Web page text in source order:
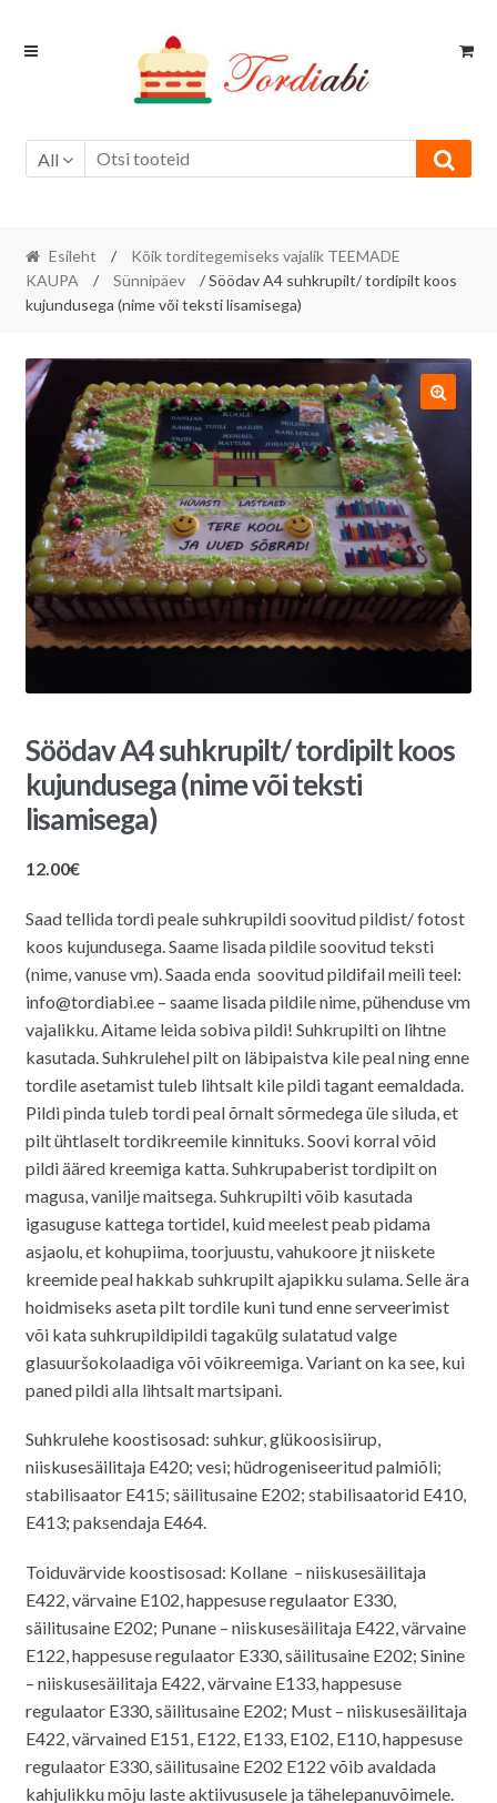
Skip
Skip
All
Esileht /
Kõik torditegemiseks vajalik TEEMADE
KAUPA
/ Sünnipäev
/ Söödav A4 suhkrupilt/ tordipilt koos
kujundusega (nime või teksti lisamisega)
Söödav A4 suhkrupilt/ tordipilt koos
kujundusega (nime või teksti
lisamisega)
12.00€
Saad tellida tordi peale suhkrupildi soovitud pildist/ fotost
koos kujundusega. Saame lisada pildile soovitud teksti
(nime, vanuse vm). Saada enda soovitud pildifail meili teel:
info@tordiabi.ee – saame lisada pildile nime, pühenduse vm
vajalikku. Aitame leida sobiva pildi! Suhkrupilti on lihtne
kasutada. Suhkrulehel pilt on läbipaistva kile peal ning enne
tordile asetamist tuleb lihtsalt kile pildi tagant eemaldada.
Pildi pinda tuleb tordi peal õrnalt sõrmedega üle siluda, et
pilt ühtlaselt tordikreemile kinnituks. Soovi korral võid
pildi ääred kreemiga katta. Suhkrupaberist tordipilt on
magusa, vanilje maitsega. Suhkrupilti võib kasutada
igasuguse kattega tortidel, kuid meelest peab pidama
asjaolu, et kohupiima, toorjuustu, vahukoore jt niiskete
kreemide peal hakkab suhkrupilt ajapikku sulama. Selle ära
hoidmiseks aseta pilt tordile kuni tund enne serveerimist
või kata suhkrupildipildi tagakülg sulatatud valge
glasuuršokolaadiga või võikreemiga. Variant on ka see, kui
paned pildi alla lihtsalt martsipani.
Suhkrulehe koostisosad: suhkur, glükoosisiirup,
niiskusesäilitaja E420; vesi; hüdrogeniseeritud palmiõli;
stabilisaator E415; säilitusaine E202; stabilisaatorid E410,
E413; paksendaja E464.
Toiduvärvide koostisosad: Kollane – niiskusesäilitaja
E422, värvaine E102, happesuse regulaator E330,
säilitusaine E202; Punane – niiskusesäilitaja E422, värvaine
E122, happesuse regulaator E330, säilitusaine E202; Sinine
– niiskusesäilitaja E422, värvaine E133, happesuse
regulaator E330, säilitusaine E202; Must – niiskusesäilitaja
E422, värvained E151, E122, E133, E102, E110, happesuse
regulaator E330, säilitusaine E202 E122 võib avaldada
kahjulikku mõju laste aktiivususele ja tähelepanuvõimele.